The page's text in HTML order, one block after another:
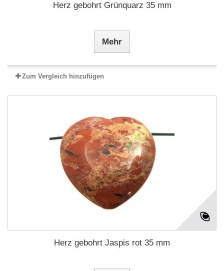
Herz gebohrt Grünquarz 35 mm
Mehr
Zum Vergleich hinzufügen
Herz gebohrt Jaspis rot 35 mm